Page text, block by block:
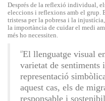
Després de la reflexió individual,
eleccions i reflexions amb el grup.
tristesa per la pobresa i la
la importància de cuidar el medi
més ho necessiten.
“El llenguatge visual
varietat de sentiments
representació
aquest cas, els de
responsable i